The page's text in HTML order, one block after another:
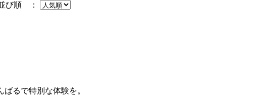
び順 ：
るで特別な体験を。